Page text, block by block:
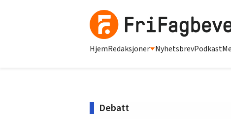
HjemRedaksjoner NyhetsbrevPodkast
Debatt